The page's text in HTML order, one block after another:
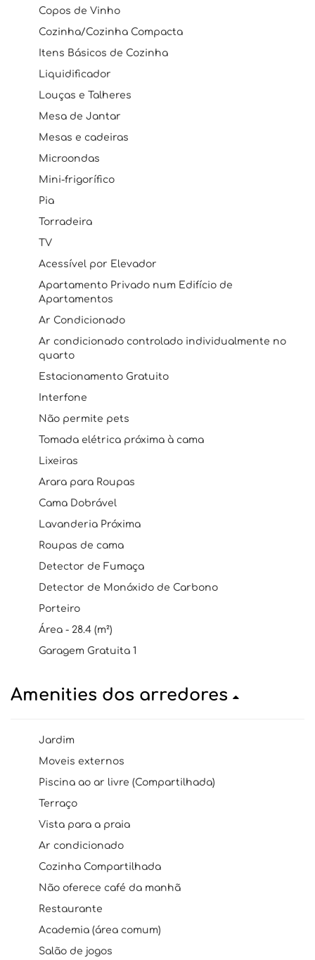
Copos de Vinho
Cozinha/Cozinha Compacta
Itens Básicos de Cozinha
Liquidificador
Louças e Talheres
Mesa de Jantar
Mesas e cadeiras
Microondas
Mini-frigorífico
Pia
Torradeira
TV
Acessível por Elevador
Apartamento Privado num Edifício de
Apartamentos
Ar Condicionado
Ar condicionado controlado individualmente no
quarto
Estacionamento Gratuito
Interfone
Não permite pets
Tomada elétrica próxima à cama
Lixeiras
Arara para Roupas
Cama Dobrável
Lavanderia Próxima
Roupas de cama
Detector de Fumaça
Detector de Monóxido de Carbono
Porteiro
Área - 28.4 (m²)
Garagem Gratuita 1
Amenities dos arredores
Jardim
Moveis externos
Piscina ao ar livre (Compartilhada)
Terraço
Vista para a praia
Ar condicionado
Cozinha Compartilhada
Não oferece café da manhã
Restaurante
Academia (área comum)
Salão de jogos